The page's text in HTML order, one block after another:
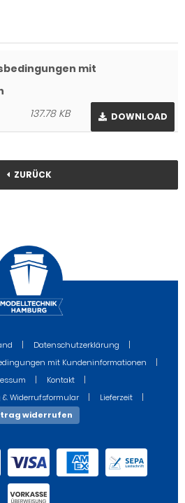
mit
DOWNLOAD
137.78 KB
ZURÜCK
Datenschutzerklärung
mit Kundeninformationen
Kontakt
Widerrufsformular
Lieferzeit
widerrufen